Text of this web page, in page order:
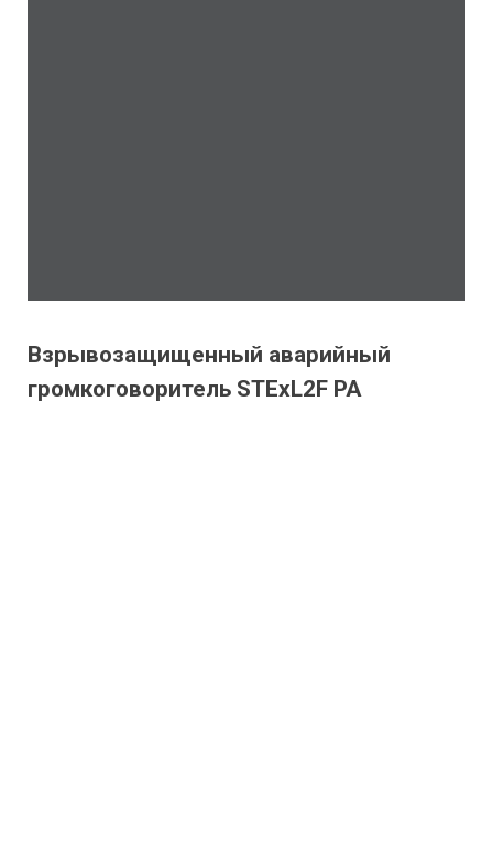
Взрывозащищенный аварийный
громкоговоритель STExL2F PA